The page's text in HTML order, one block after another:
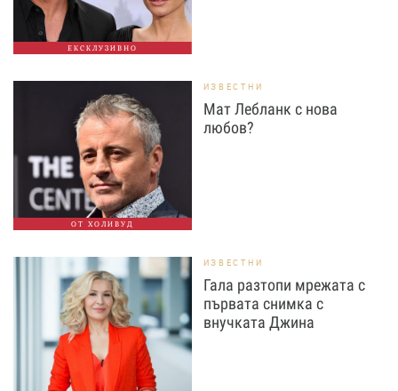
ЕКСКЛУЗИВНО
ОТ ХОЛИВУД
ИЗВЕСТНИ
Мат Лебланк с нова
любов?
ИЗВЕСТНИ
Гала разтопи мрежата с
първата снимка с
внучката Джина